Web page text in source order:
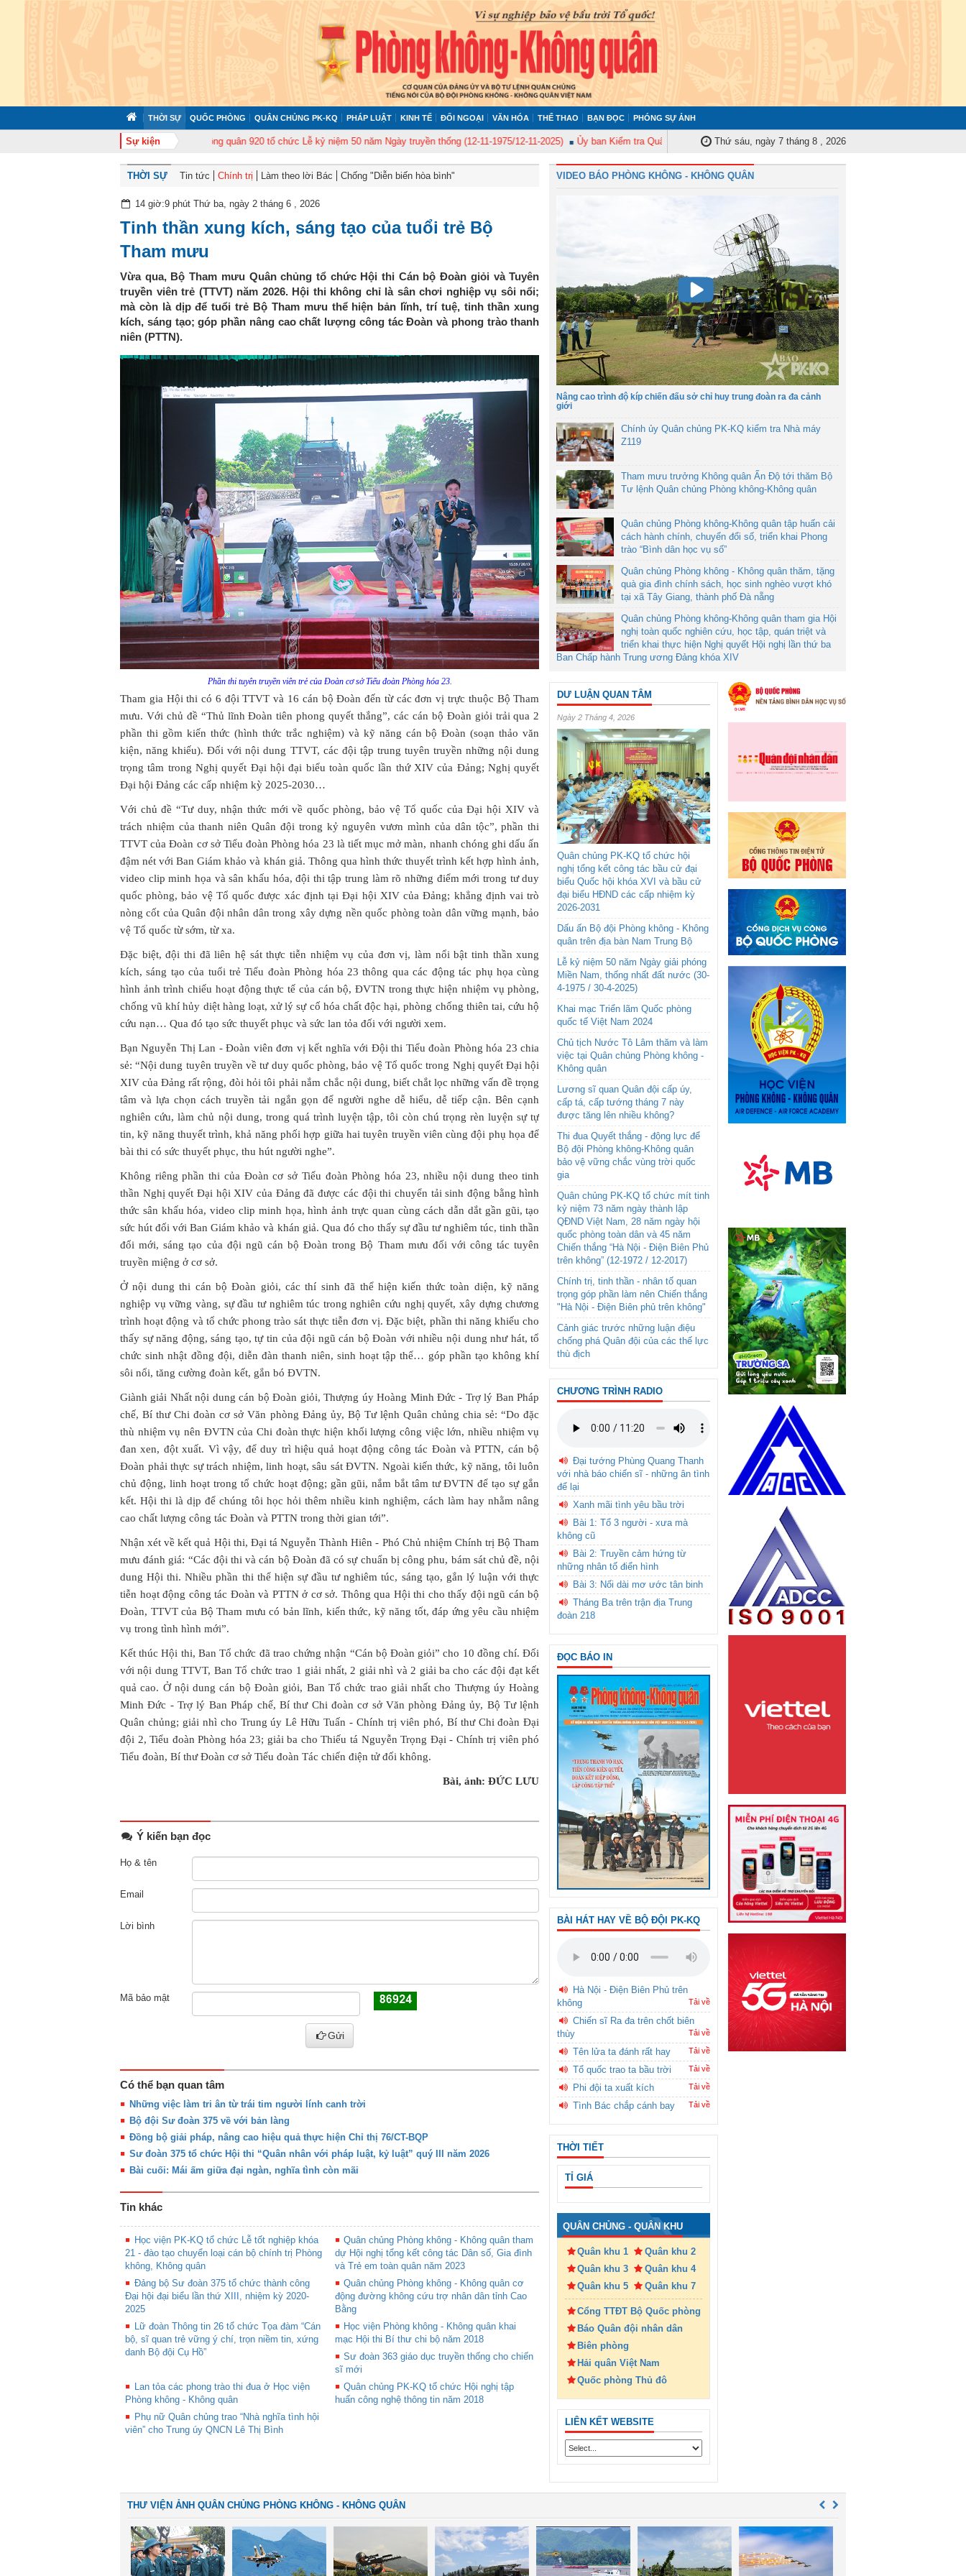
THỜI SỰ QUỐC PHÒNG QUÂN CHỦNG PK-KQ PHÁP LUẬT KINH TẾ ĐỐI NGOẠI VĂN HÓA THỂ THAO BẠN ĐỌC PHÓNG SỰ ẢNH
Sự kiện
Trung đoàn Không quân 920 tổ chức Lễ kỷ niệm 50 năm Ngày truyền thống (12-11-1975/12-11-2025) Ủy ban Kiểm tra Quân ủy Trung ương tập huấn nghiệp vụ công tác kiểm tra, giám sát năm 2025
Thứ sáu, ngày 7 tháng 8 , 2026
THỜI SỰ Tin tức Chính trị Làm theo lời Bác Chống "Diễn biến hòa bình"
14 giờ:9 phút Thứ ba, ngày 2 tháng 6 , 2026
Tinh thần xung kích, sáng tạo của tuổi trẻ Bộ
Tham mưu
Vừa qua, Bộ Tham mưu Quân chủng tổ chức Hội thi Cán bộ Đoàn giỏi và Tuyên
truyền viên trẻ (TTVT) năm 2026. Hội thi không chỉ là sân chơi nghiệp vụ sôi nổi;
mà còn là dịp để tuổi trẻ Bộ Tham mưu thể hiện bản lĩnh, trí tuệ, tinh thần xung
kích, sáng tạo; góp phần nâng cao chất lượng công tác Đoàn và phong trào thanh
niên (PTTN).
Phần thi tuyên truyền viên trẻ của Đoàn cơ sở Tiểu đoàn Phòng hóa 23.
Tham gia Hội thi có 6 đội TTVT và 16 cán bộ Đoàn đến từ các đơn vị trực thuộc Bộ Tham
mưu. Với chủ đề “Thủ lĩnh Đoàn tiên phong quyết thắng”, các cán bộ Đoàn giỏi trải qua 2
phần thi gồm kiến thức (hình thức trắc nghiệm) và kỹ năng cán bộ Đoàn (soạn thảo văn
kiện, năng khiếu). Đối với nội dung TTVT, các đội tập trung tuyên truyền những nội dung
trọng tâm trong Nghị quyết Đại hội đại biểu toàn quốc lần thứ XIV của Đảng; Nghị quyết
Đại hội Đảng các cấp nhiệm kỳ 2025-2030…
Với chủ đề “Tư duy, nhận thức mới về quốc phòng, bảo vệ Tổ quốc của Đại hội XIV và
trách nhiệm của thanh niên Quân đội trong kỷ nguyên vươn mình của dân tộc”, phần thi
TTVT của Đoàn cơ sở Tiểu đoàn Phòng hóa 23 là tiết mục mở màn, nhanh chóng ghi dấu ấn
đậm nét với Ban Giám khảo và khán giả. Thông qua hình thức thuyết trình kết hợp hình ảnh,
video clip minh họa và sân khấu hóa, đội thi tập trung làm rõ những điểm mới trong tư duy
quốc phòng, bảo vệ Tổ quốc được xác định tại Đại hội XIV của Đảng; khẳng định vai trò
nòng cốt của Quân đội nhân dân trong xây dựng nền quốc phòng toàn dân vững mạnh, bảo
vệ Tổ quốc từ sớm, từ xa.
Đặc biệt, đội thi đã liên hệ sát thực tiễn nhiệm vụ của đơn vị, làm nổi bật tinh thần xung
kích, sáng tạo của tuổi trẻ Tiểu đoàn Phòng hóa 23 thông qua các động tác phụ họa cùng
hình ảnh trình chiếu hoạt động thực tế của cán bộ, ĐVTN trong thực hiện nhiệm vụ phòng,
chống vũ khí hủy diệt hàng loạt, xử lý sự cố hóa chất độc hại, phòng chống thiên tai, cứu hộ
cứu nạn… Qua đó tạo sức thuyết phục và sức lan tỏa đối với người xem.
Bạn Nguyễn Thị Lan - Đoàn viên đơn vị kết nghĩa với Đội thi Tiểu đoàn Phòng hóa 23 chia
sẻ: “Nội dung tuyên truyền về tư duy quốc phòng, bảo vệ Tổ quốc trong Nghị quyết Đại hội
XIV của Đảng rất rộng, đòi hỏi tôi phải nắm chắc nội dung, biết chắt lọc những vấn đề trọng
tâm và lựa chọn cách truyền tải ngắn gọn để người nghe dễ hiểu, dễ tiếp cận. Bên cạnh
nghiên cứu, làm chủ nội dung, trong quá trình luyện tập, tôi còn chú trọng rèn luyện sự tự
tin, kỹ năng thuyết trình, khả năng phối hợp giữa hai tuyên truyền viên cùng đội phụ họa để
bài thi có sức thuyết phục, thu hút người nghe”.
Không riêng phần thi của Đoàn cơ sở Tiểu đoàn Phòng hóa 23, nhiều nội dung theo tinh
thần Nghị quyết Đại hội XIV của Đảng đã được các đội thi chuyển tải sinh động bằng hình
thức sân khấu hóa, video clip minh họa, hình ảnh trực quan cùng cách dẫn dắt gần gũi, tạo
sức hút đối với Ban Giám khảo và khán giả. Qua đó cho thấy sự đầu tư nghiêm túc, tinh thần
đổi mới, sáng tạo của đội ngũ cán bộ Đoàn trong Bộ Tham mưu đối với công tác tuyên
truyền miệng ở cơ sở.
Ở nội dung thi cán bộ Đoàn giỏi, các thí sinh đã thể hiện kiến thức toàn diện, kỹ năng
nghiệp vụ vững vàng, sự đầu tư nghiêm túc trong nghiên cứu nghị quyết, xây dựng chương
trình hoạt động và tổ chức phong trào sát thực tiễn đơn vị. Đặc biệt, phần thi năng khiếu cho
thấy sự năng động, sáng tạo, tự tin của đội ngũ cán bộ Đoàn với nhiều nội dung như hát, tổ
chức sinh nhật đồng đội, diễn đàn thanh niên, sinh hoạt tập thể… góp phần tạo không khí
sôi nổi, tăng cường đoàn kết, gắn bó ĐVTN.
Giành giải Nhất nội dung cán bộ Đoàn giỏi, Thượng úy Hoàng Minh Đức - Trợ lý Ban Pháp
chế, Bí thư Chi đoàn cơ sở Văn phòng Đảng ủy, Bộ Tư lệnh Quân chủng chia sẻ: “Do đặc
thù nhiệm vụ nên ĐVTN của Chi đoàn thực hiện khối lượng công việc lớn, nhiều nhiệm vụ
đan xen, đột xuất. Vì vậy, để duy trì hiệu quả hoạt động công tác Đoàn và PTTN, cán bộ
Đoàn phải thực sự trách nhiệm, linh hoạt, sâu sát ĐVTN. Ngoài kiến thức, kỹ năng, tôi luôn
chủ động, linh hoạt trong tổ chức hoạt động; gần gũi, nắm bắt tâm tư ĐVTN để tạo sự gắn
kết. Hội thi là dịp để chúng tôi học hỏi thêm nhiều kinh nghiệm, cách làm hay nhằm nâng
cao chất lượng công tác Đoàn và PTTN trong thời gian tới”.
Nhận xét về kết quả Hội thi, Đại tá Nguyễn Thành Hiên - Phó Chủ nhiệm Chính trị Bộ Tham
mưu đánh giá: “Các đội thi và cán bộ Đoàn đã có sự chuẩn bị công phu, bám sát chủ đề, nội
dung Hội thi. Nhiều phần thi thể hiện sự đầu tư nghiêm túc, sáng tạo, gắn lý luận với thực
tiễn hoạt động công tác Đoàn và PTTN ở cơ sở. Thông qua Hội thi cho thấy đội ngũ cán bộ
Đoàn, TTVT của Bộ Tham mưu có bản lĩnh, kiến thức, kỹ năng tốt, đáp ứng yêu cầu nhiệm
vụ trong tình hình mới”.
Kết thúc Hội thi, Ban Tổ chức đã trao chứng nhận “Cán bộ Đoàn giỏi” cho 10 đồng chí. Đối
với nội dung TTVT, Ban Tổ chức trao 1 giải nhất, 2 giải nhì và 2 giải ba cho các đội đạt kết
quả cao. Ở nội dung cán bộ Đoàn giỏi, Ban Tổ chức trao giải nhất cho Thượng úy Hoàng
Minh Đức - Trợ lý Ban Pháp chế, Bí thư Chi đoàn cơ sở Văn phòng Đảng ủy, Bộ Tư lệnh
Quân chủng; giải nhì cho Trung úy Lê Hữu Tuấn - Chính trị viên phó, Bí thư Chi đoàn Đại
đội 2, Tiểu đoàn Phòng hóa 23; giải ba cho Thiếu tá Nguyễn Trọng Đại - Chính trị viên phó
Tiểu đoàn, Bí thư Đoàn cơ sở Tiểu đoàn Tác chiến điện tử đối không.
Bài, ảnh: ĐỨC LƯU
Ý kiến bạn đọc
Họ & tên
Email
Lời bình
Mã bảo mật
Gửi
Có thể bạn quan tâm
Những việc làm tri ân từ trái tim người lính canh trời
Bộ đội Sư đoàn 375 về với bản làng
Đồng bộ giải pháp, nâng cao hiệu quả thực hiện Chỉ thị 76/CT-BQP
Sư đoàn 375 tổ chức Hội thi “Quân nhân với pháp luật, kỷ luật” quý III năm 2026
Bài cuối: Mái ấm giữa đại ngàn, nghĩa tình còn mãi
Tin khác
Học viện PK-KQ tổ chức Lễ tốt nghiệp khóa
21 - đào tạo chuyển loại cán bộ chính trị Phòng
không, Không quân
Quân chủng Phòng không - Không quân tham
dự Hội nghị tổng kết công tác Dân số, Gia đình
và Trẻ em toàn quân năm 2023
Đảng bộ Sư đoàn 375 tổ chức thành công
Đại hội đại biểu lần thứ XIII, nhiệm kỳ 2020-
2025
Quân chủng Phòng không - Không quân cơ
động đường không cứu trợ nhân dân tỉnh Cao
Bằng
Lữ đoàn Thông tin 26 tổ chức Tọa đàm “Cán
bộ, sĩ quan trẻ vững ý chí, trọn niềm tin, xứng
danh Bộ đội Cụ Hồ”
Học viện Phòng không - Không quân khai
mạc Hội thi Bí thư chi bộ năm 2018
Sư đoàn 363 giáo dục truyền thống cho chiến
sĩ mới
Lan tỏa các phong trào thi đua ở Học viện
Phòng không - Không quân
Quân chủng PK-KQ tổ chức Hội nghị tập
huấn công nghệ thông tin năm 2018
Phụ nữ Quân chủng trao “Nhà nghĩa tình hội
viên” cho Trung úy QNCN Lê Thị Bình
VIDEO BÁO PHÒNG KHÔNG - KHÔNG QUÂN
Nâng cao trình độ kíp chiến đấu sở chỉ huy trung đoàn ra đa cảnh
giới
Chính ủy Quân chủng PK-KQ kiểm tra Nhà máy
Z119
Tham mưu trưởng Không quân Ấn Độ tới thăm Bộ
Tư lệnh Quân chủng Phòng không-Không quân
Quân chủng Phòng không-Không quân tập huấn cải
cách hành chính, chuyển đổi số, triển khai Phong
trào “Bình dân học vụ số”
Quân chủng Phòng không - Không quân thăm, tặng
quà gia đình chính sách, học sinh nghèo vượt khó
tại xã Tây Giang, thành phố Đà nẵng
Quân chủng Phòng không-Không quân tham gia Hội
nghị toàn quốc nghiên cứu, học tập, quán triệt và
triển khai thực hiện Nghị quyết Hội nghị lần thứ ba
Ban Chấp hành Trung ương Đảng khóa XIV
DƯ LUẬN QUAN TÂM
Ngày 2 Tháng 4, 2026
Quân chủng PK-KQ tổ chức hội
nghị tổng kết công tác bầu cử đại
biểu Quốc hội khóa XVI và bầu cử
đại biểu HĐND các cấp nhiệm kỳ
2026-2031
Dấu ấn Bộ đội Phòng không - Không
quân trên địa bàn Nam Trung Bộ
Lễ kỷ niệm 50 năm Ngày giải phóng
Miền Nam, thống nhất đất nước (30-
4-1975 / 30-4-2025)
Khai mạc Triển lãm Quốc phòng
quốc tế Việt Nam 2024
Chủ tịch Nước Tô Lâm thăm và làm
việc tại Quân chủng Phòng không -
Không quân
Lương sĩ quan Quân đội cấp úy,
cấp tá, cấp tướng tháng 7 này
được tăng lên nhiều không?
Thi đua Quyết thắng - động lực để
Bộ đội Phòng không-Không quân
bảo vệ vững chắc vùng trời quốc
gia
Quân chủng PK-KQ tổ chức mít tinh
kỷ niệm 73 năm ngày thành lập
QĐND Việt Nam, 28 năm ngày hội
quốc phòng toàn dân và 45 năm
Chiến thắng “Hà Nội - Điện Biên Phủ
trên không” (12-1972 / 12-2017)
Chính trị, tinh thần - nhân tố quan
trọng góp phần làm nên Chiến thắng
"Hà Nội - Điện Biên phủ trên không"
Cảnh giác trước những luận điệu
chống phá Quân đội của các thế lực
thù địch
CHƯƠNG TRÌNH RADIO
Đại tướng Phùng Quang Thanh
với nhà báo chiến sĩ - những ân tình
để lại
Xanh mãi tình yêu bầu trời
Bài 1: Tổ 3 người - xưa mà
không cũ
Bài 2: Truyền cảm hứng từ
những nhân tố điển hình
Bài 3: Nối dài mơ ước tân binh
Tháng Ba trên trận địa Trung
đoàn 218
ĐỌC BÁO IN
BÀI HÁT HAY VỀ BỘ ĐỘI PK-KQ
Hà Nội - Điện Biên Phủ trên
không
Tải về
Chiến sĩ Ra đa trên chốt biên
thùy
Tải về
Tên lửa ta đánh rất hay Tải về
Tổ quốc trao ta bầu trời Tải về
Phi đội ta xuất kích Tải về
Tình Bác chắp cánh bay Tải về
THỜI TIẾT
TỈ GIÁ
QUÂN CHỦNG - QUÂN KHU
Quân khu 1
Quân khu 2
Quân khu 3
Quân khu 4
Quân khu 5
Quân khu 7
Cổng TTĐT Bộ Quốc phòng
Báo Quân đội nhân dân
Biên phòng
Hải quân Việt Nam
Quốc phòng Thủ đô
LIÊN KẾT WEBSITE
THƯ VIỆN ẢNH QUÂN CHỦNG PHÒNG KHÔNG - KHÔNG QUÂN